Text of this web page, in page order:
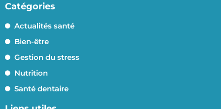
Catégories
Actualités santé
Bien-être
Gestion du stress
Nutrition
Santé dentaire